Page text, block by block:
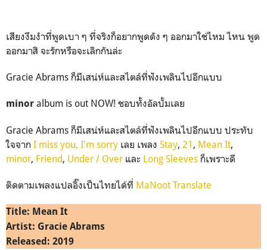
เสียงงึมงำที่พูดเบา ๆ ที่จริงก็อยากพูดดัง ๆ ออกมาใช่ไหม ไหน พูด
ออกมาสิ จะรักหรือจะเลิกกันล่ะ
Gracie Abrams ก็มีเสน่ห์และสไตล์ที่ฟังเพลินไปอีกแบบ
minor album is out NOW! ชอบทั้งอัลบั้มเลย
Gracie Abrams ก็มีเสน่ห์และสไตล์ที่ฟังเพลินไปอีกแบบ ประทับ
ใจจาก I miss you, I'm sorry เลย เพลง Stay, 21 , Mean It,
minor, Friend, Under / Over และ Long Sleeves ก็เพราะดี
ติดตามเพลงแปลอิ๊งเป็นไทยได้ที่ MaNoot Translate
Title: Mean It
Artist: Gracie Abrams
Released: 2019